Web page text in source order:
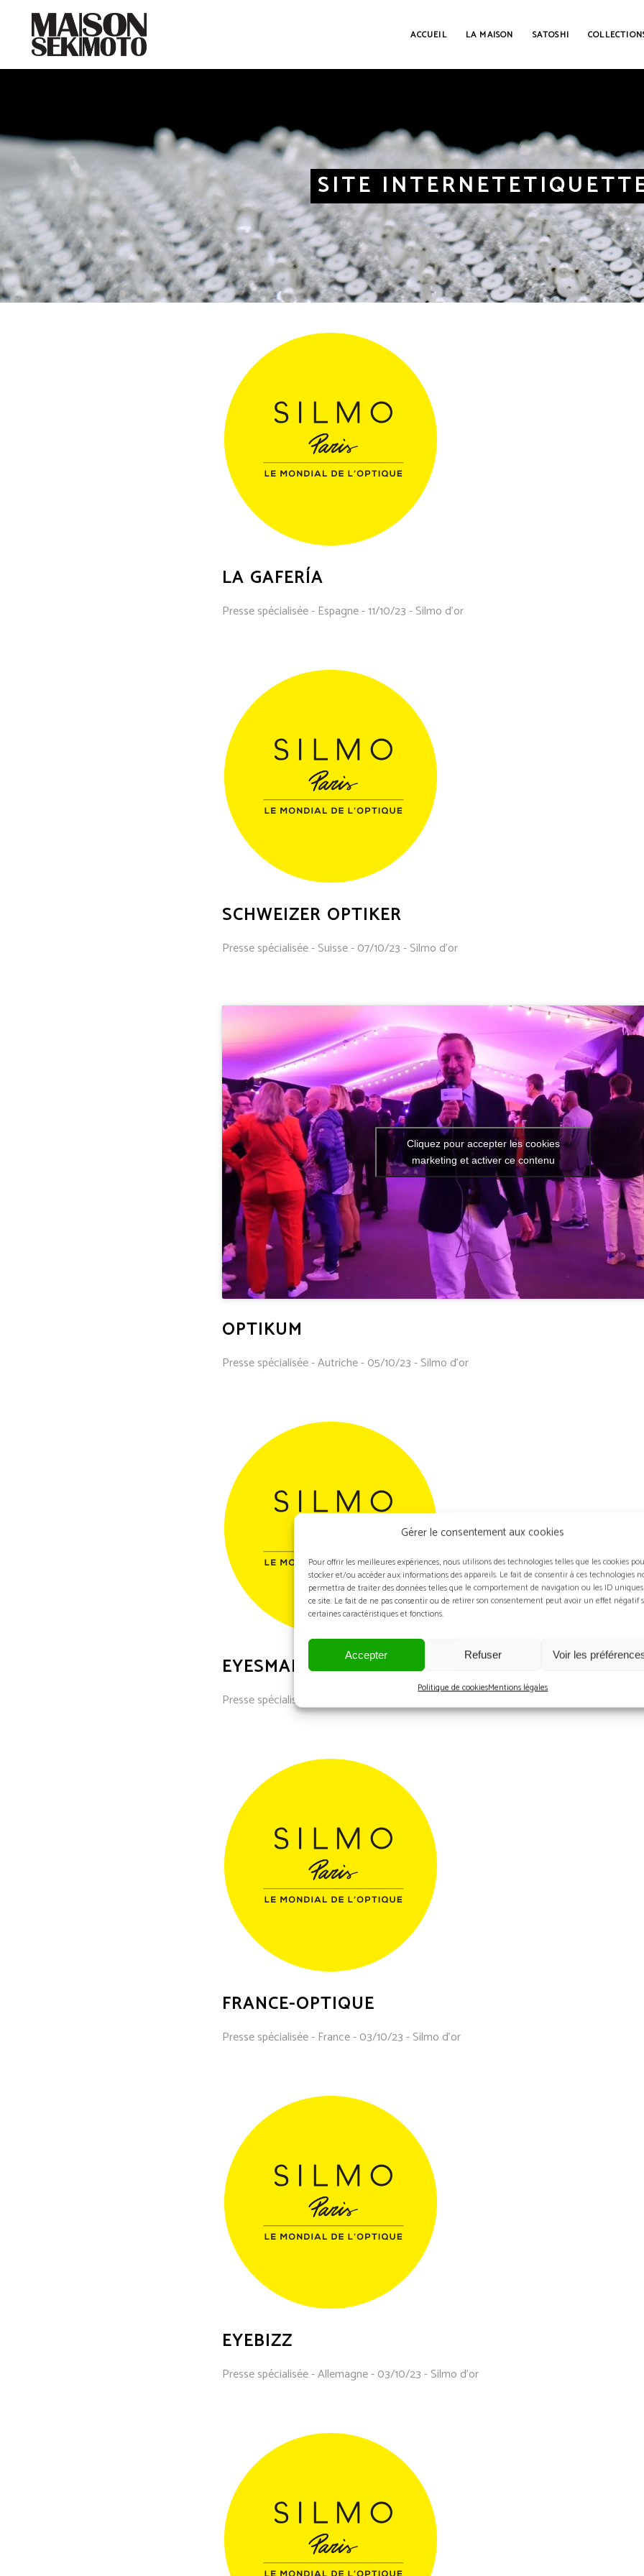
Gérer le consentement aux cookies
Pour offrir les meilleures expériences, nous utilisons des technologies telles que les cookies
stocker et/ou accéder aux informations des appareils. Le fait de consentir à ces technologies
permettra de traiter des données telles que le comportement de navigation ou les ID
ce site. Le fait de ne pas consentir ou de retirer son consentement peut avoir un effet négatif
certaines caractéristiques et fonctions.
Accepter Refuser Voir les
Politique de cookiesMentions légales
ACCUEIL LA MAISON SATOSHI
SITE
LA GAFERÍA
Presse spécialisée - Espagne - 11/10/23 - Silmo d'or
SCHWEIZER OPTIKER
Presse spécialisée - Suisse - 07/10/23 - Silmo d'or
Cliquez pour accepter les cookies
marketing et activer ce contenu
OPTIKUM
Presse spécialisée - Autriche - 05/10/23 - Silmo d'or
EYESMART
Presse spécialisée - Australie - 03/10/23 - Silmo d'or
FRANCE-OPTIQUE
Presse spécialisée - France - 03/10/23 - Silmo d'or
EYEBIZZ
Presse spécialisée - Allemagne - 03/10/23 - Silmo d'or